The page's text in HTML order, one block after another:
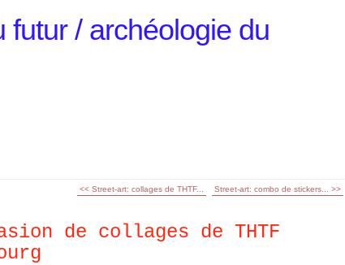
futur / archéologie du
<< Street-art: collages de THTF... Street-art: combo de stickers... >>
de collages de THTF